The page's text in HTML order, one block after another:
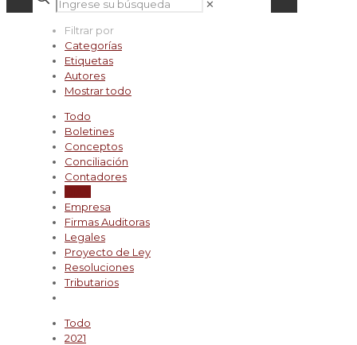
✕
Filtrar por
Categorías
Etiquetas
Autores
Mostrar todo
Todo
Boletines
Conceptos
Conciliación
Contadores
Empresa
Firmas Auditoras
Legales
Proyecto de Ley
Resoluciones
Tributarios
Todo
2021